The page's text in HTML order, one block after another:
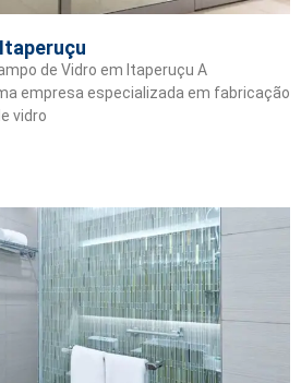
de Vidro em Itaperuçu A
empresa especializada em fabricação
vidro